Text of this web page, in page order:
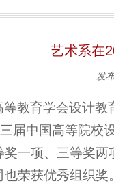
艺术系在
发
教育学会设计
届中国高等院校
一项、三等奖
荣获优秀组织奖。